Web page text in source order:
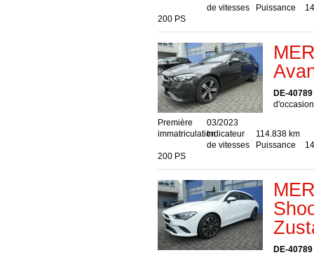
de vitesses
Puissance
200 PS
DE-
Première
immatriculation
03/2023
Indicateur
de vitesses
114.838 km
Puissance
200 PS
DE-